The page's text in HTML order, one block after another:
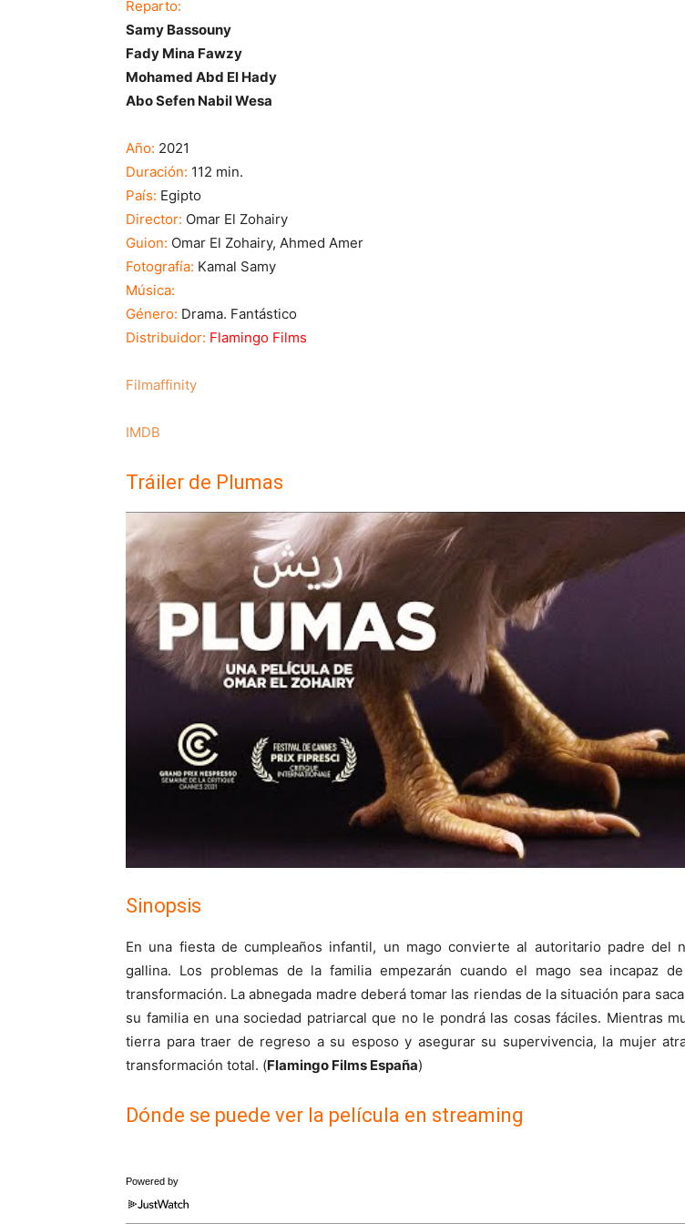
Reparto:
Samy Bassouny
Fady Mina Fawzy
Mohamed Abd El Hady
Abo Sefen Nabil Wesa
Año: 2021
Duración: 112 min.
País: Egipto
Director: Omar El Zohairy
Guion: Omar El Zohairy, Ahmed Amer
Fotografía: Kamal Samy
Música:
Género: Drama. Fantástico
Distribuidor: Flamingo Films
Filmaffinity
IMDB
Tráiler de Plumas
Sinopsis
En una fiesta de cumpleaños infantil, un mago convierte al autoritario padre del
gallina. Los problemas de la familia empezarán cuando el mago sea incapaz
transformación. La abnegada madre deberá tomar las riendas de la situación para
su familia en una sociedad patriarcal que no le pondrá las cosas fáciles. Mientras
tierra para traer de regreso a su esposo y asegurar su supervivencia, la mujer
transformación total. (Flamingo Films España)
Dónde se puede ver la película en streaming
Powered by